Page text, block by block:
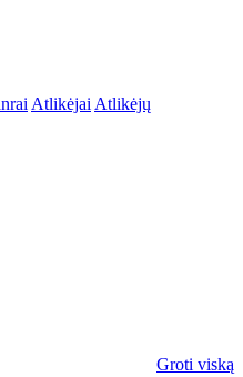
Atlikėjai Atlikėjų
Groti viską